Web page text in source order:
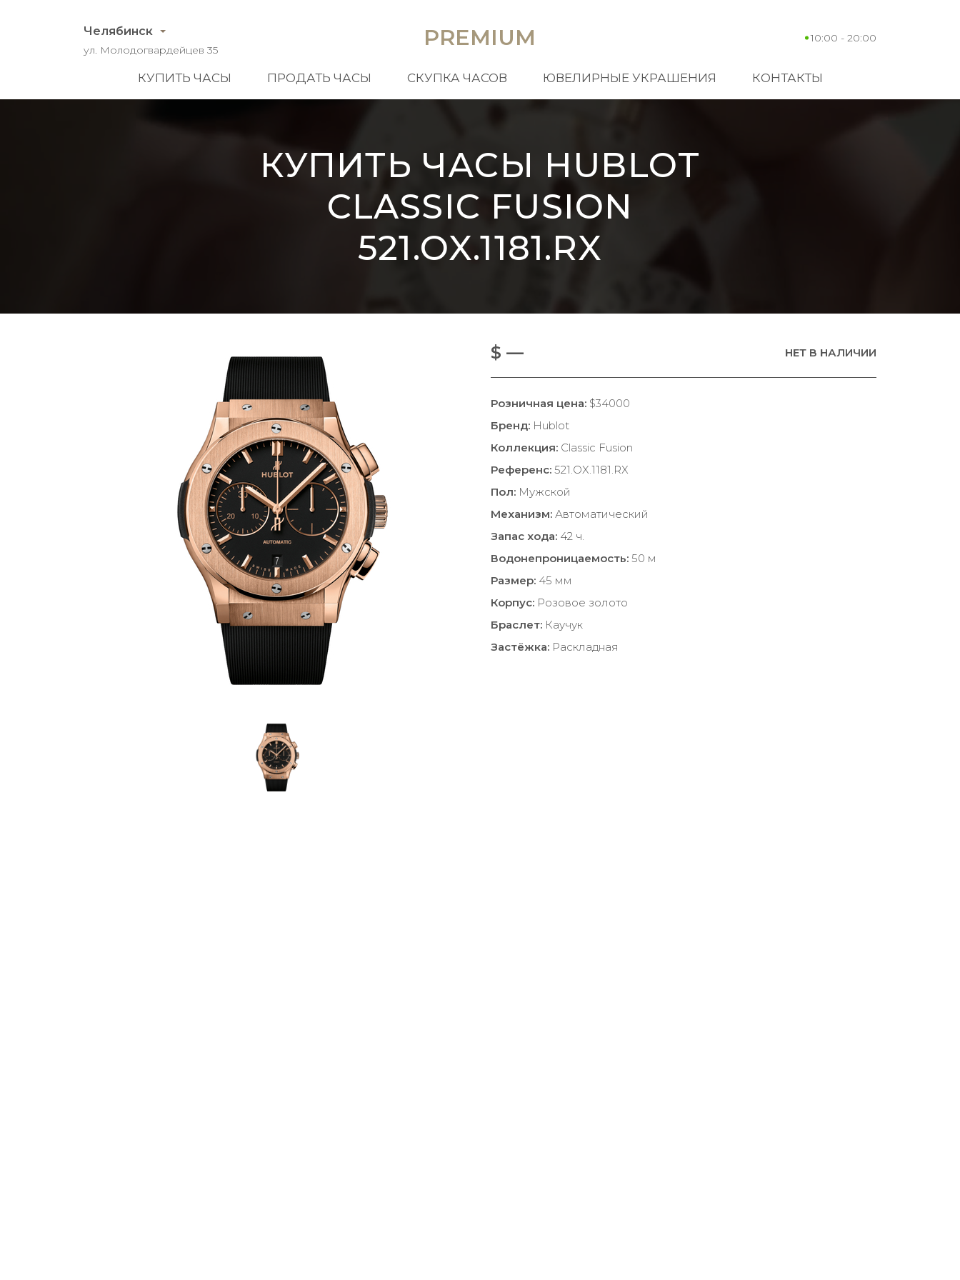
Челябинск
ул. Молодогвардейцев 35 PREMIUM 10:00 - 20:00
КУПИТЬ ЧАСЫ ПРОДАТЬ ЧАСЫ СКУПКА ЧАСОВ ЮВЕЛИРНЫЕ УКРАШЕНИЯ КОНТАКТЫ
КУПИТЬ ЧАСЫ HUBLOT
CLASSIC FUSION
521.OX.1181.RX
$ — НЕТ В НАЛИЧИИ
Розничная цена: $34000
Бренд: Hublot
Коллекция: Classic Fusion
Референс: 521.OX.1181.RX
Пол: Мужской
Механизм: Автоматический
Запас хода: 42 ч.
Водонепроницаемость: 50 м
Размер: 45 мм
Корпус: Розовое золото
Браслет: Каучук
Застёжка: Раскладная